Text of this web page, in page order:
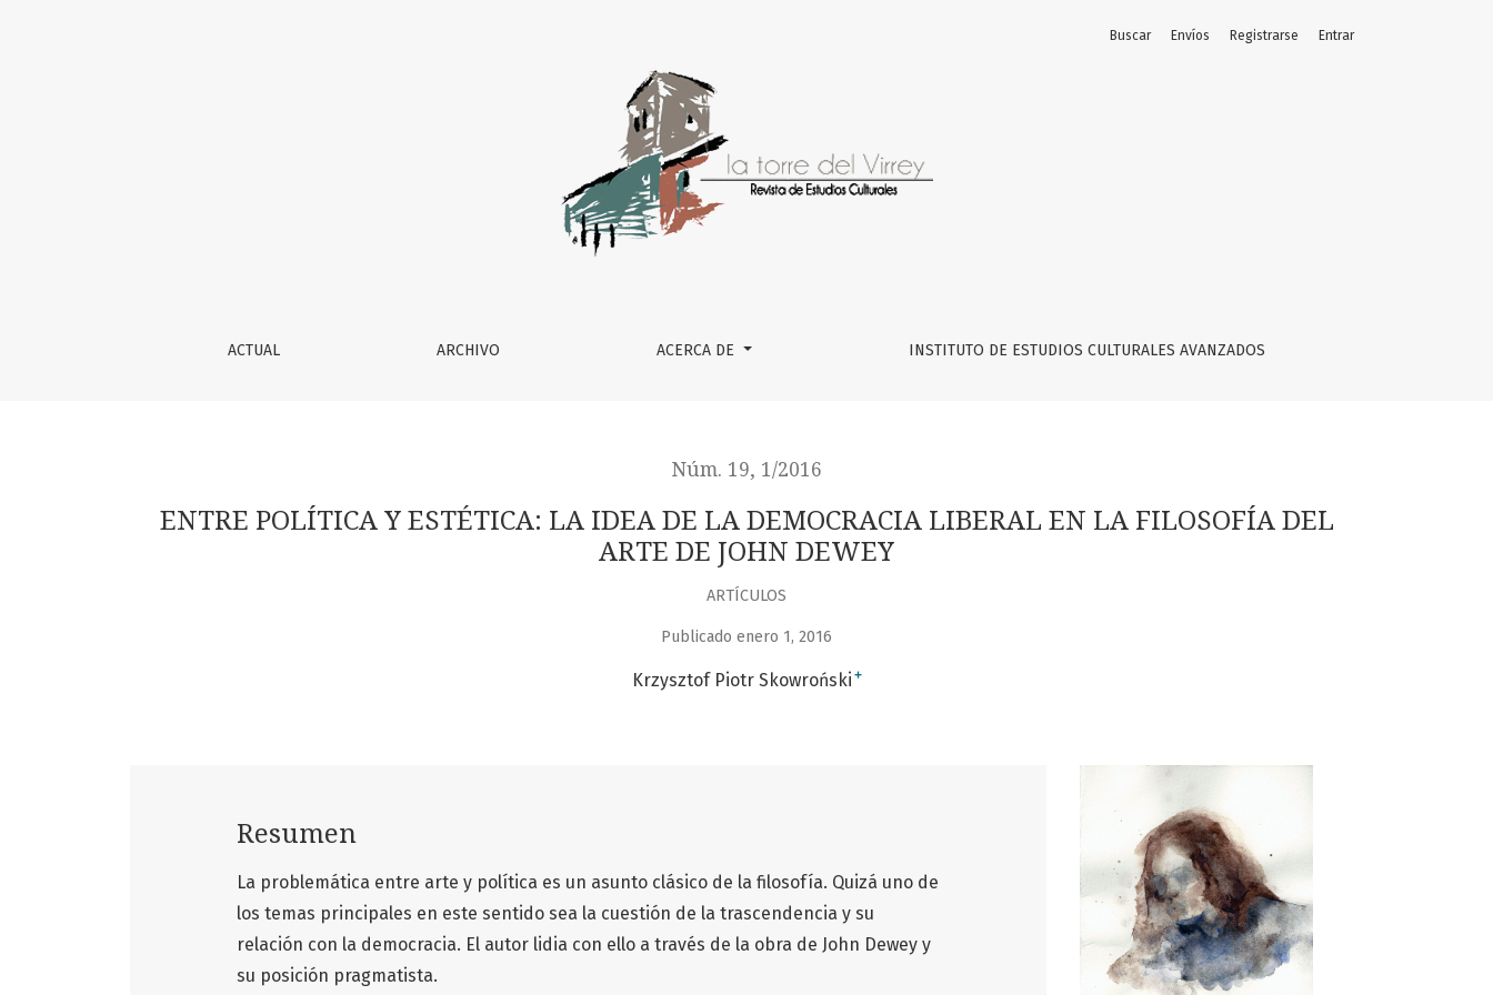
ACTUAL ARCHIVO ACERCA DE INSTITUTO DE ESTUDIOS CULTURALES AVANZADOS
Buscar Envíos Registrarse Entrar
Núm. 19, 1/2016
ENTRE POLÍTICA Y ESTÉTICA: LA IDEA DE LA DEMOCRACIA LIBERAL EN LA FILOSOFÍA DEL
ARTE DE JOHN DEWEY
ARTÍCULOS
Publicado enero 1, 2016
Krzysztof Piotr Skowroński +
Resumen
La problemática entre arte y política es un asunto clásico de la filosofía. Quizá uno de
los temas principales en este sentido sea la cuestión de la trascendencia y su
relación con la democracia. El autor lidia con ello a través de la obra de John Dewey y
su posición pragmatista.